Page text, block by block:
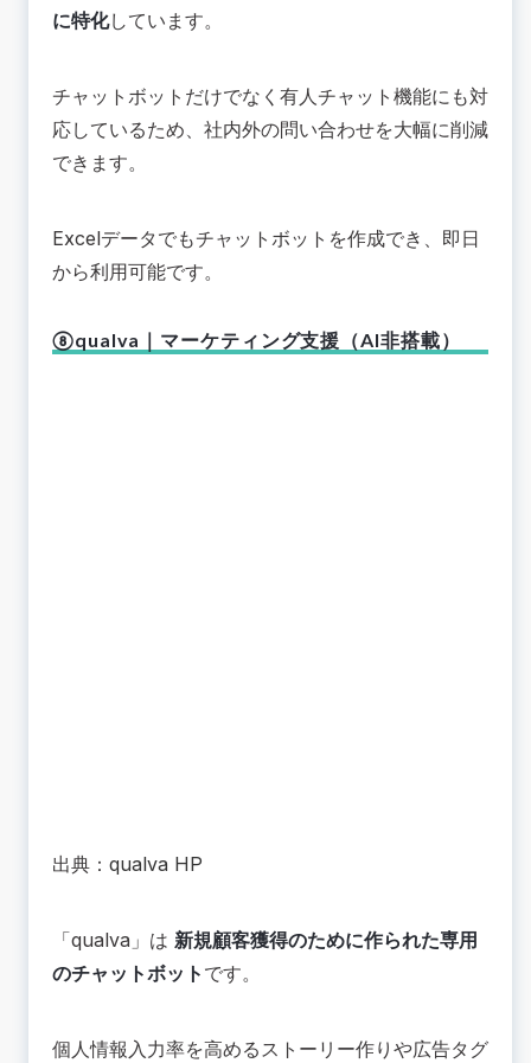
に特化しています。
チャットボットだけでなく有人チャット機能にも対
応しているため、社内外の問い合わせを大幅に削減
できます。
Excelデータでもチャットボットを作成でき、即日
から利用可能です。
⑧qualva｜マーケティング支援（AI非搭載）
出典： qualva HP
「qualva」は 新規顧客獲得のために作られた専用
のチャットボット です。
個人情報入力率を高めるストーリー作りや広告タグ